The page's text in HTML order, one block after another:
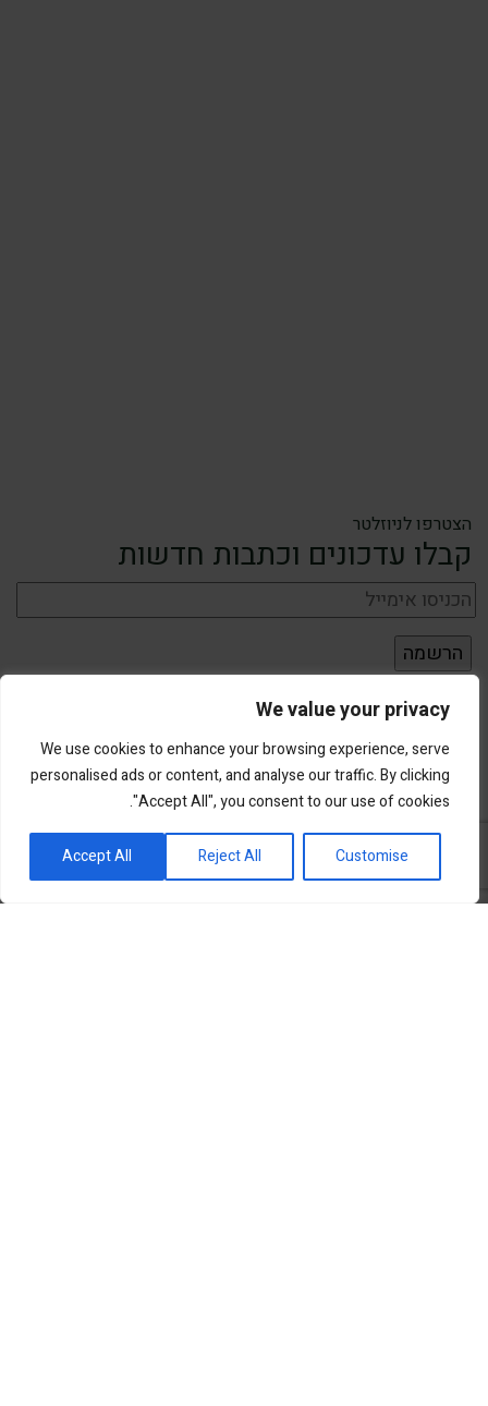
We value your privacy
We use cookies to enhance your browsing experience, serve
personalised ads or content, and analyse our traffic. By clicking
"Accept All", you consent to our use of cookies.
Customise
Reject All
Accept All
הצטרפו לניוזלטר
קבלו עדכונים וכתבות חדשות
פורטל השקעות וחדשנות